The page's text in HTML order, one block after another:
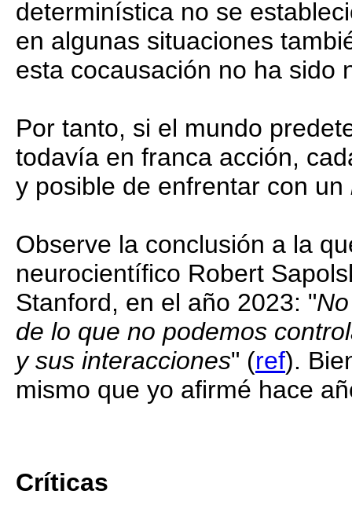
determinística no se
en algunas situaciones
esta cocausación no ha sido
Por tanto, si el mundo
todavía en franca acción,
y posible de enfrentar con un
Observe la conclusión a la
neurocientífico Robert
Stanford, en el año 2023: "
de lo que no podemos
y sus interacciones" (ref).
mismo que yo afirmé hace
Críticas